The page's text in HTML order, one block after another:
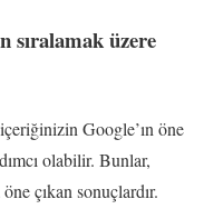
sıralamak üzere
Google’ın öne
olabilir. Bunlar,
çıkan sonuçlardır.